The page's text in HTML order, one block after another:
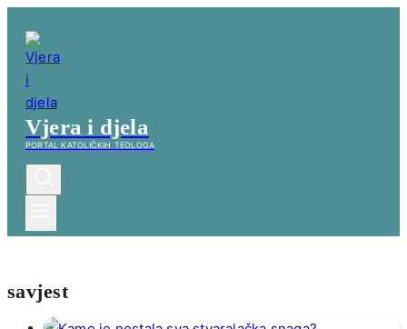
content
Vjera i djela
PORTAL KATOLIČKIH TEOLOGA
savjest